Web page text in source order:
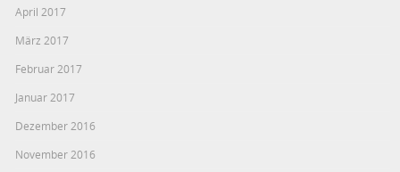
April 2017
März 2017
Februar 2017
Januar 2017
Dezember 2016
November 2016